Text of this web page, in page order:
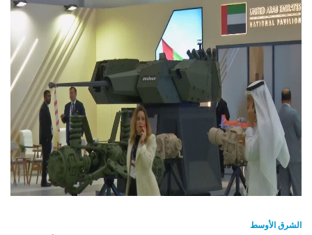
الشرق الأوسط